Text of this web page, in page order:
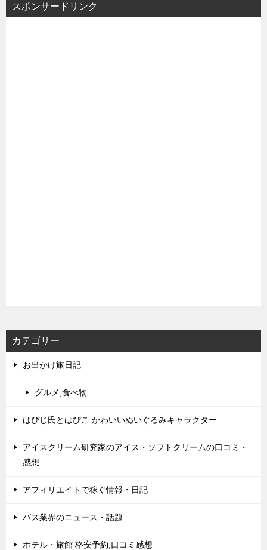
スポンサードリンク
カテゴリー
お出かけ旅日記
グルメ,食べ物
はぴじ氏とはぴこ かわいいぬいぐるみキャラクター
アイスクリーム研究家のアイス・ソフトクリームの口コミ・
感想
アフィリエイトで稼ぐ情報・日記
バス業界のニュース・話題
ホテル・旅館 格安予約,口コミ感想